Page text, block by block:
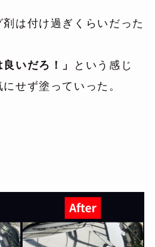
は付け過ぎくらいだった
いだろ！」
という感じ
せず塗っていった。